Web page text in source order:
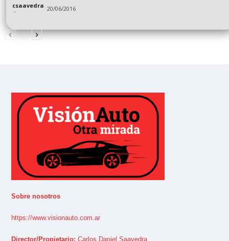
csaavedra
- 20/06/2016
Sobre nosotros
https://www.visionauto.com.ar
Director/Propietario: Carlos Daniel Saavedra